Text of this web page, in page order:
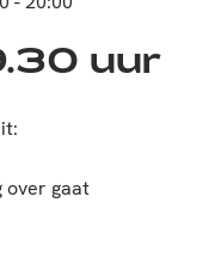
uur
over gaat